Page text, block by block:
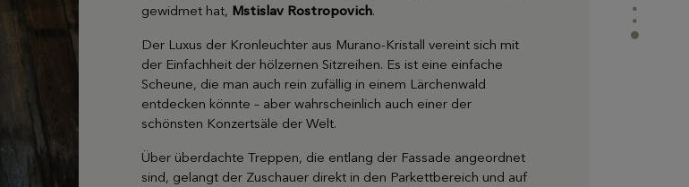
gewidmet hat, Mstislav Rostropovich.
Der Luxus der Kronleuchter aus Murano-Kristall vereint sich mit
der Einfachheit der hölzernen Sitzreihen. Es ist eine einfache
Scheune, die man auch rein zufällig in einem Lärchenwald
entdecken könnte – aber wahrscheinlich auch einer der
schönsten Konzertsäle der Welt.
Über überdachte Treppen, die entlang der Fassade angeordnet
sind, gelangt der Zuschauer direkt in den Parkettbereich und auf